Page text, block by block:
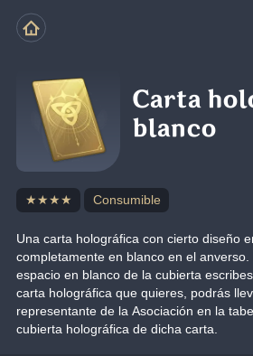
Carta
blanco
★★★★ Consumible
Una carta holográfica con cierto diseño
completamente en blanco en el
espacio en blanco de la cubierta
carta holográfica que quieres, podrás
representante de la Asociación en la
cubierta holográfica de dicha carta.